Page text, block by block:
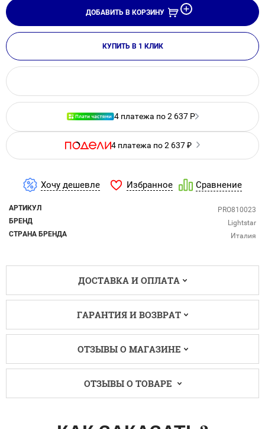
ДОБАВИТЬ В КОРЗИНУ
КУПИТЬ В 1 КЛИК
4 платежа по 2 637 ₽
4 платежа по 2 637 Р
Хочу дешевле Избранное Сравнение
АРТИКУЛ
PRO810023
БРЕНД
Lightstar
СТРАНА БРЕНДА
Италия
ДОСТАВКА И ОПЛАТА
ГАРАНТИЯ И ВОЗВРАТ
ОТЗЫВЫ О МАГАЗИНЕ
ОТЗЫВЫ О ТОВАРЕ